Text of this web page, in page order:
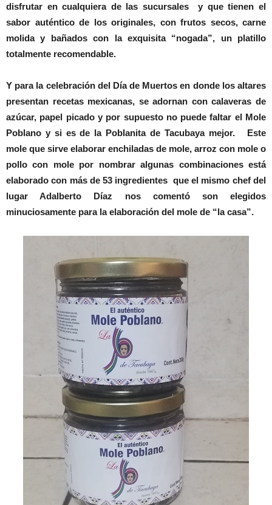
disfrutar en cualquiera de las sucursales y que tienen el
sabor auténtico de los originales, con frutos secos, carne
molida y bañados con la exquisita “nogada”, un platillo
totalmente recomendable.
Y para la celebración del Día de Muertos en donde los altares
presentan recetas mexicanas, se adornan con calaveras de
azúcar, papel picado y por supuesto no puede faltar el Mole
Poblano y si es de la Poblanita de Tacubaya mejor. Este
mole que sirve elaborar enchiladas de mole, arroz con mole o
pollo con mole por nombrar algunas combinaciones está
elaborado con más de 53 ingredientes que el mismo chef del
lugar Adalberto Díaz nos comentó son elegidos
minuciosamente para la elaboración del mole de “la casa”.